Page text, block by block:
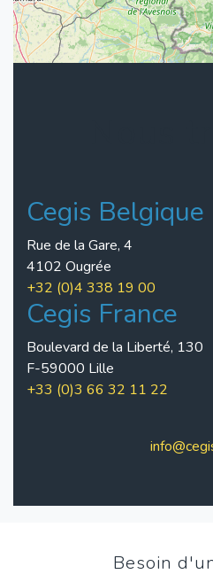
Cegis Belgique
Rue de la Gare, 4
4102 Ougrée
+32 (0)4 338 19 00
Cegis France
Boulevard de la Liberté, 130
F-59000 Lille
+33 (0)3 66 32 11 22
Charte de qualitéBesoin